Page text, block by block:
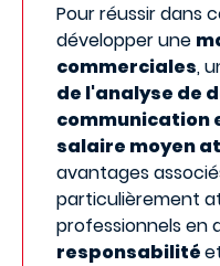
Pour réussir dans
développer une
commerciales,
de l'analyse de
communication
salaire moyen
avantages
particulièrement
professionnels en
responsabilité